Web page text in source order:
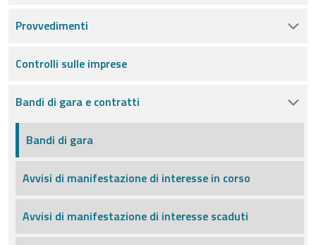
Provvedimenti
Controlli sulle imprese
Bandi di gara e contratti
Bandi di gara
Avvisi di manifestazione di interesse in corso
Avvisi di manifestazione di interesse scaduti